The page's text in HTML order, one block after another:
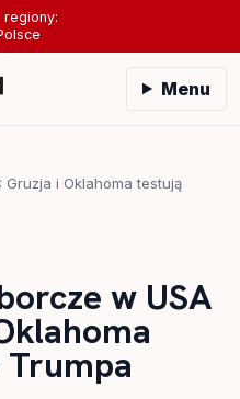
regiony:
Menu
i Oklahoma testują
w USA